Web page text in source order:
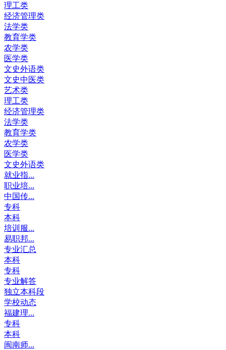
理工类
经济管理类
法学类
教育学类
农学类
医学类
文史外语类
文史中医类
艺术类
理工类
经济管理类
法学类
教育学类
农学类
医学类
文史外语类
就业指...
职业培...
中国传...
专科
本科
培训服...
易职邦...
专业汇总
本科
专科
专业解答
独立本科段
学校动态
福建理...
专科
本科
闽南师...